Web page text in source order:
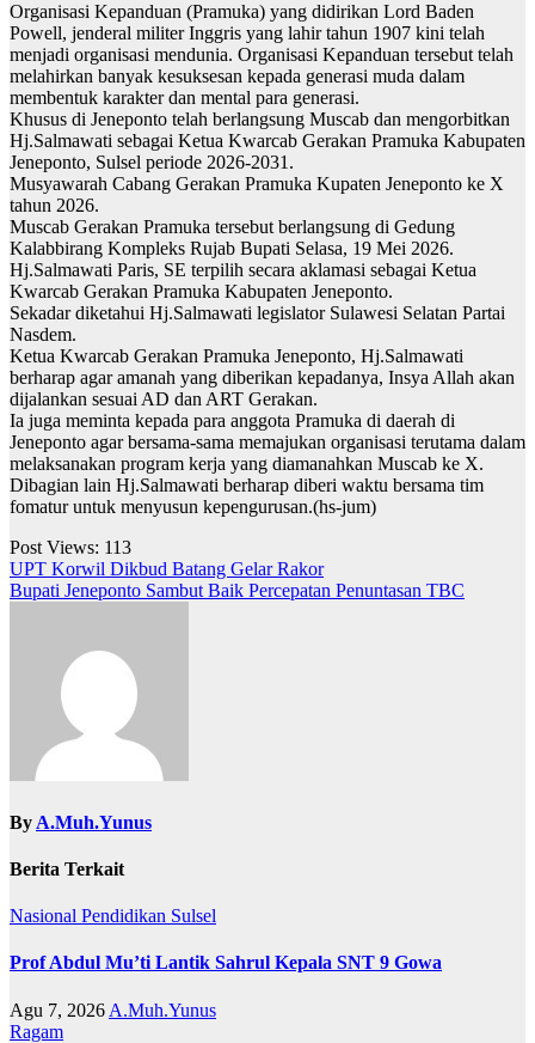
Organisasi Kepanduan (Pramuka) yang didirikan Lord Baden
Powell, jenderal militer Inggris yang lahir tahun 1907 kini telah
menjadi organisasi mendunia. Organisasi Kepanduan tersebut telah
melahirkan banyak kesuksesan kepada generasi muda dalam
membentuk karakter dan mental para generasi.
Khusus di Jeneponto telah berlangsung Muscab dan mengorbitkan
Hj.Salmawati sebagai Ketua Kwarcab Gerakan Pramuka Kabupaten
Jeneponto, Sulsel periode 2026-2031.
Musyawarah Cabang Gerakan Pramuka Kupaten Jeneponto ke X
tahun 2026.
Muscab Gerakan Pramuka tersebut berlangsung di Gedung
Kalabbirang Kompleks Rujab Bupati Selasa, 19 Mei 2026.
Hj.Salmawati Paris, SE terpilih secara aklamasi sebagai Ketua
Kwarcab Gerakan Pramuka Kabupaten Jeneponto.
Sekadar diketahui Hj.Salmawati legislator Sulawesi Selatan Partai
Nasdem.
Ketua Kwarcab Gerakan Pramuka Jeneponto, Hj.Salmawati
berharap agar amanah yang diberikan kepadanya, Insya Allah akan
dijalankan sesuai AD dan ART Gerakan.
Ia juga meminta kepada para anggota Pramuka di daerah di
Jeneponto agar bersama-sama memajukan organisasi terutama dalam
melaksanakan program kerja yang diamanahkan Muscab ke X.
Dibagian lain Hj.Salmawati berharap diberi waktu bersama tim
fomatur untuk menyusun kepengurusan.(hs-jum)
Post Views: 113
Navigasi
pos
UPT Korwil Dikbud Batang Gelar Rakor
Bupati Jeneponto Sambut Baik Percepatan Penuntasan TBC
By A.Muh.Yunus
Berita Terkait
Nasional Pendidikan Sulsel
Prof Abdul Mu’ti Lantik Sahrul Kepala SNT 9 Gowa
Agu 7, 2026 A.Muh.Yunus
Ragam